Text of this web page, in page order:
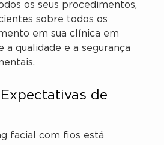
os seus procedimentos,
sobre todos os
em sua clínica em
a qualidade e a segurança
de
facial com fios está